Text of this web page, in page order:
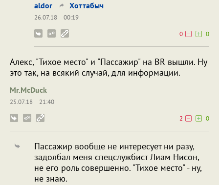
aldor Хоттабыч
26.07.18
00:19
0
0
Алекс, "Тихое место" и "Пассажир" на BR вышли. Ну
это так, на всякий случай, для информации.
Mr.McDuck
25.07.18
21:40
2
0
Пассажир вообще не интересует ни разу,
задолбал меня спецслужбист Лиам Нисон,
не его роль совершенно. "Тихое место" - ну,
не знаю.